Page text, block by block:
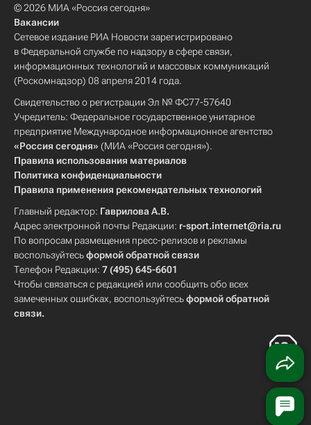
© 2026 МИА «Россия сегодня»
Вакансии
Сетевое издание РИА Новости зарегистрировано
в Федеральной службе по надзору в сфере связи,
информационных технологий и массовых коммуникаций
(Роскомнадзор) 08 апреля 2014 года.
Свидетельство о регистрации Эл № ФС77-57640
Учредитель: Федеральное государственное унитарное
предприятие Международное информационное агентство
«Россия сегодня» (МИА «Россия сегодня»).
Правила использования материалов
Политика конфиденциальности
Правила применения рекомендательных технологий
Главный редактор: Гаврилова А.В.
Адрес электронной почты Редакции: r-sport.internet@ria.ru
По вопросам размещения пресс-релизов и рекламы
воспользуйтесьформой обратной связи
Телефон Редакции: 7 (495) 645-6601
Чтобы связаться с редакцией или сообщить обо всех
замеченных ошибках, воспользуйтесьформой обратной
связи.